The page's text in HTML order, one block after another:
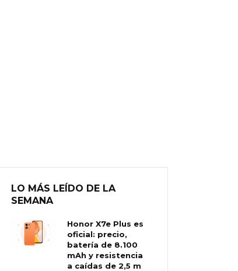
LO MÁS LEÍDO DE LA
SEMANA
Honor X7e Plus es
oficial: precio,
batería de 8.100
mAh y resistencia
a caídas de 2,5 m